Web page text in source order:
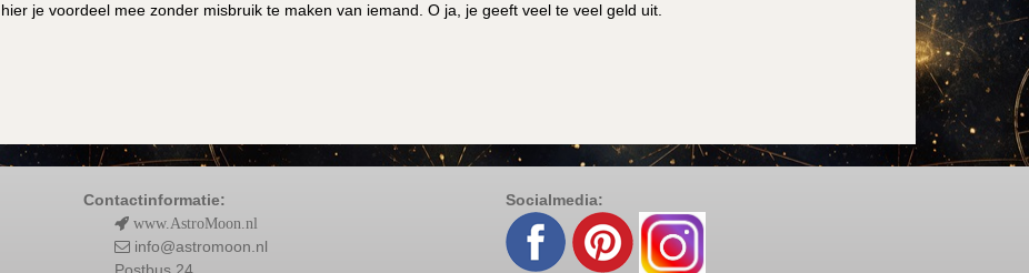
hier je voordeel mee zonder misbruik te maken van iemand. O ja, je geeft veel te veel geld uit.
Contactinformatie:
www.AstroMoon.nl
info@astromoon.nl
Socialmedia: